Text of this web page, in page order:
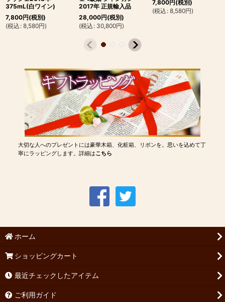
375mL(白ワイン)
7,800円(税別)
(税込 : 8,580円)
2017年 正規輸入品
28,000円(税別)
(税込 : 30,800円)
7,800円(税別)
(税込 : 8,580円)
大切な人へのプレゼントには豪華木箱、化粧箱、リボンを。思いを込めて丁
寧にラッピングします。詳細はこちら
ホーム
ショッピングカート
最近チェックしたアイテム
ご利用ガイド